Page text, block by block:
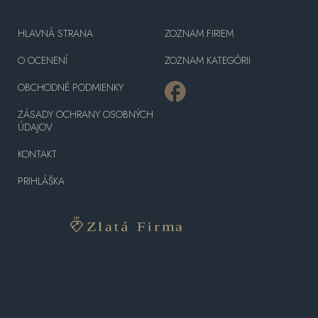
HLAVNÁ STRANA
O OCENENÍ
OBCHODNÉ PODMIENKY
ZÁSADY OCHRANY OSOBNÝCH
ÚDAJOV
KONTAKT
PRIHLÁŠKA
ZOZNAM FIRIEM
ZOZNAM KATEGÓRII